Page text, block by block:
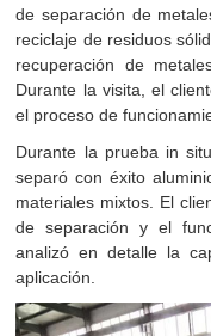
de separación de
reciclaje de residuos
recuperación de
Durante la visita, el
el proceso de
Durante la prueba in
separó con éxito
materiales mixtos. El
de separación y el
analizó en detalle la
aplicación.